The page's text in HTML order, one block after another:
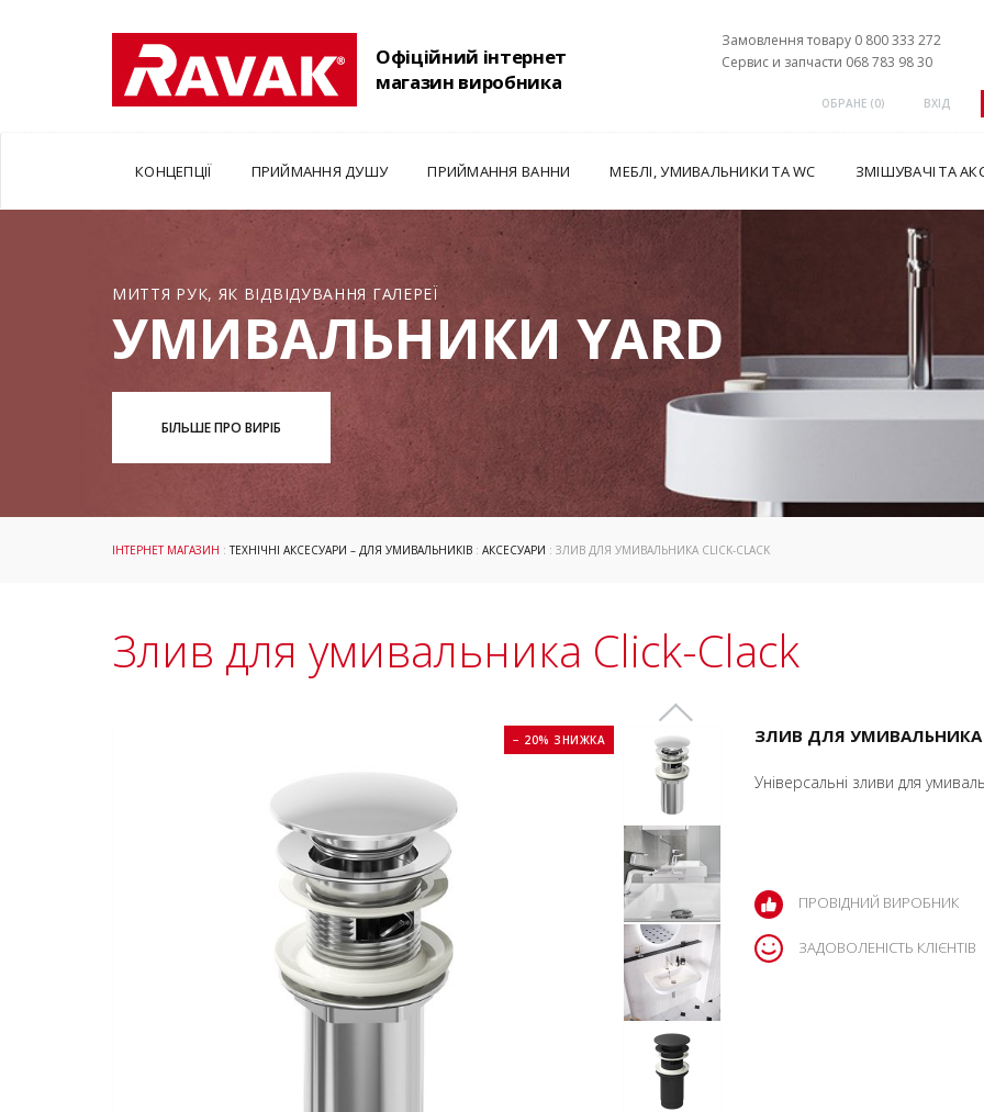
Офіційний інтернет
магазин виробника
Замовлення товару 0 800 333 272
Сервис и запчасти 068 783 98 30
ОБРАНЕ (0) ВХІД
КОНЦЕПЦІЇ ПРИЙМАННЯ ДУШУ ПРИЙМАННЯ ВАННИ МЕБЛІ, УМИВАЛЬНИКИ ТА WC ЗМІШУВАЧІ ТА
МИТТЯ РУК, ЯК ВІДВІДУВАННЯ ГАЛЕРЕЇ
УМИВАЛЬНИКИ YARD
БІЛЬШЕ ПРО ВИРІБ
ІНТЕРНЕТ МАГАЗИН :ТЕХНІЧНІ АКСЕСУАРИ – ДЛЯ УМИВАЛЬНИКІВ : АКСЕСУАРИ : ЗЛИВ ДЛЯ УМИВАЛЬНИКА CLICK-CLACK
Злив для умивальника Click-Clack
− 20% ЗНИЖКА ЗЛИВ ДЛЯ УМИВАЛЬНИКА
Універсальні зливи для
ПРОВІДНИЙ ВИРОБНИК
ЗАДОВОЛЕНІСТЬ КЛІЄНТІВ